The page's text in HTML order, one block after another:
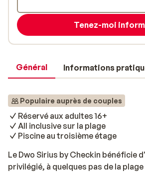
Général Informations
Populaire auprès de couples
Réservé aux adultes 16+
All inclusive sur la plage
Piscine au troisième étage
Le Dwo Sirius by Checkin bénéficie
privilégié, à quelques pas de la plage
Tenez-moi